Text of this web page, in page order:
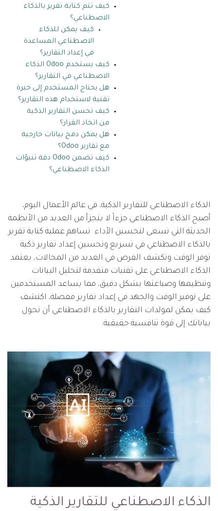
كيف تتم كتابة تقرير بالذكاء
الاصطناعي؟
كيف يمكن للذكاء
الاصطناعي المساعدة
في إعداد التقارير؟
كيف يستخدم Odoo الذكاء
الاصطناعي في التقارير؟
هل يحتاج المستخدم إلى خبرة
تقنية لاستخدام هذه التقارير؟
كيف تحسن التقارير الذكية
من اتخاذ القرار؟
هل يمكن دمج بيانات خارجية
مع تقارير Odoo؟
كيف تضمن Odoo دقة تنبؤات
الذكاء الاصطناعي؟
الذكاء الاصطناعي للتقارير الذكية، في عالم الأعمال اليوم،
أصبح الذكاء الاصطناعي جزءاً لا يتجزأ من العديد من الأنظمة
الحديثة التي تسعى لتحسين الأداء تساهم عملية كتابة تقرير
بالذكاء الاصطناعي في تسريع وتحسين إعداد تقارير ذكية
توفر الوقت وتكشف الفرص في العديد من المجالات، يعتمد
الذكاء الاصطناعي على تقنيات متقدمة لتحليل البيانات
وتنظيمها وصياغتها بشكل دقيق، مما يساعد المستخدمين
على توفير الوقت والجهد في إعداد تقارير مفصلة، اكتشف
كيف يمكن لمولدات التقارير بالذكاء الاصطناعي أن تحول
بياناتك إلى قوة تنافسية حقيقية.
الذكاء الاصطناعي للتقارير الذكية